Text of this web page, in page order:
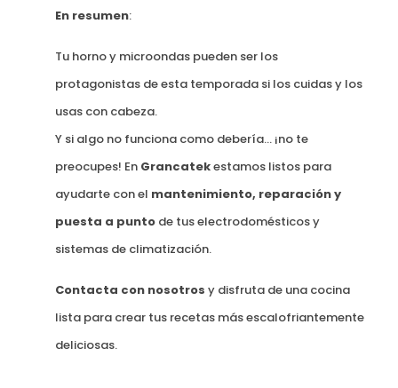
En resumen:
Tu horno y microondas pueden ser los
protagonistas de esta temporada si los cuidas y los
usas con cabeza.
Y si algo no funciona como debería… ¡no te
preocupes! En Grancatekestamos listos para
ayudarte con el mantenimiento, reparación y
puesta a puntode tus electrodomésticos y
sistemas de climatización.
Contacta con nosotros y disfruta de una cocina
lista para crear tus recetas más escalofriantemente
deliciosas.